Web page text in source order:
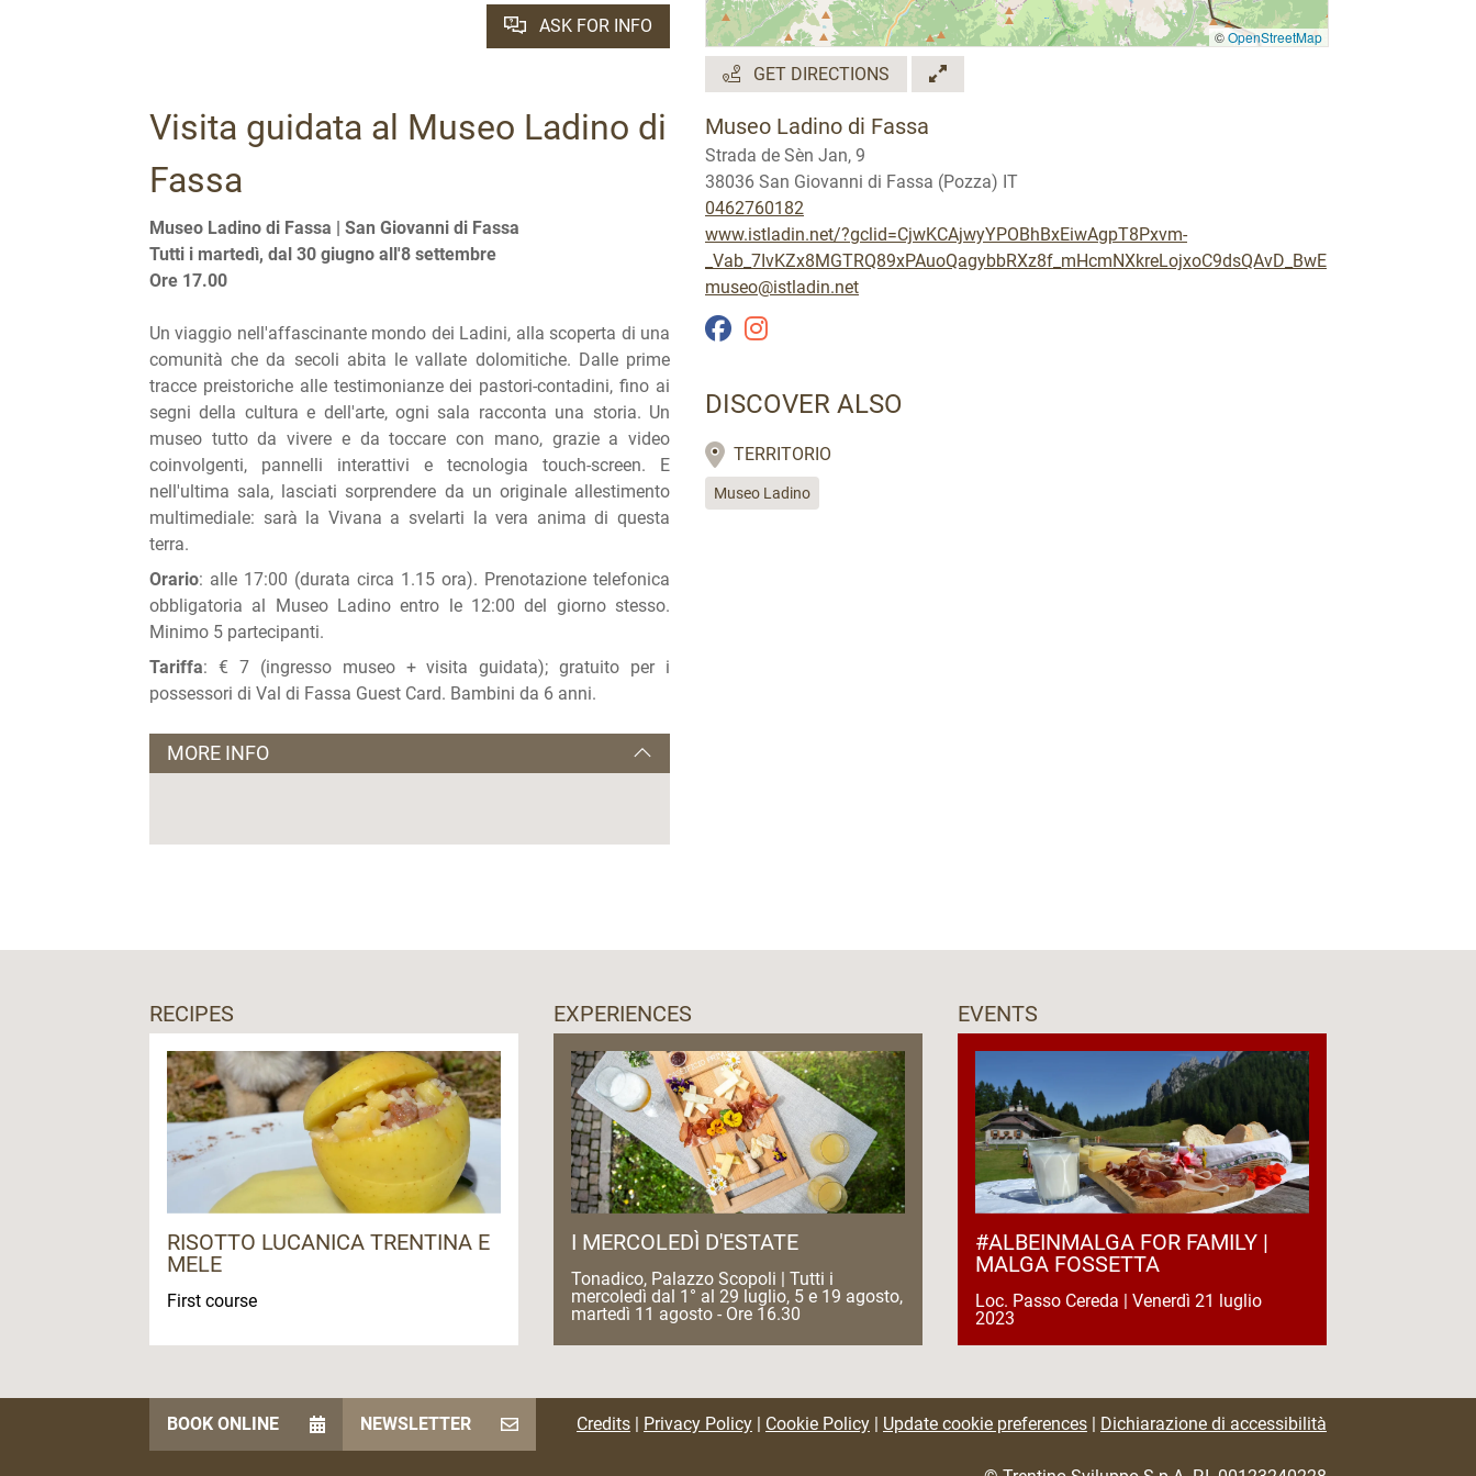
ASK FOR INFO
Visita guidata al Museo Ladino di
Fassa
Museo Ladino di Fassa | San Giovanni di Fassa
Tutti i martedì, dal 30 giugno all'8 settembre
Ore 17.00
Un viaggio nell'affascinante mondo dei Ladini, alla scoperta di una
comunità che da secoli abita le vallate dolomitiche. Dalle prime
tracce preistoriche alle testimonianze dei pastori-contadini, fino ai
segni della cultura e dell'arte, ogni sala racconta una storia. Un
museo tutto da vivere e da toccare con mano, grazie a video
coinvolgenti, pannelli interattivi e tecnologia touch-screen. E
nell'ultima sala, lasciati sorprendere da un originale allestimento
multimediale: sarà la Vivana a svelarti la vera anima di questa
terra.
Orario: alle 17:00 (durata circa 1.15 ora). Prenotazione telefonica
obbligatoria al Museo Ladino entro le 12:00 del giorno stesso.
Minimo 5 partecipanti.
Tariffa: € 7 (ingresso museo + visita guidata); gratuito per i
possessori di Val di Fassa Guest Card. Bambini da 6 anni.
MORE INFO
©OpenStreetMap
GET DIRECTIONS
Museo Ladino di Fassa
Strada de Sèn Jan, 9
38036 San Giovanni di Fassa (Pozza) IT
0462760182
www.istladin.net/?gclid=CjwKCAjwyYPOBhBxEiwAgpT8Pxvm-
_Vab_7IvKZx8MGTRQ89xPAuoQagybbRXz8f_mHcmNXkreLojxoC9dsQAvD_BwE
museo@istladin.net
DISCOVER ALSO
TERRITORIO
Museo Ladino
RECIPES
RISOTTO LUCANICA TRENTINA E
MELE
First course
EXPERIENCES
I MERCOLEDÌ D'ESTATE
Tonadico, Palazzo Scopoli | Tutti i
mercoledì dal 1° al 29 luglio, 5 e 19 agosto,
martedì 11 agosto - Ore 16.30
EVENTS
#ALBEINMALGA FOR FAMILY |
MALGA FOSSETTA
Loc. Passo Cereda | Venerdì 21 luglio
2023
BOOK ONLINE NEWSLETTER Credits | Privacy Policy | Cookie Policy | Update cookie preferences | Dichiarazione di accessibilità